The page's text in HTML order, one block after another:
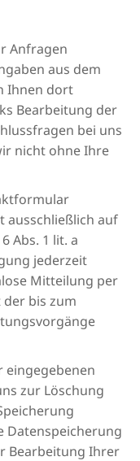
Anfragen
aus dem
Ihnen dort
Bearbeitung der
bei uns
nicht ohne Ihre
ausschließlich auf
Abs. 1 lit. a
jederzeit
Mitteilung per
der bis zum
eingegebenen
zur Löschung
Datenspeicherung
Bearbeitung Ihrer